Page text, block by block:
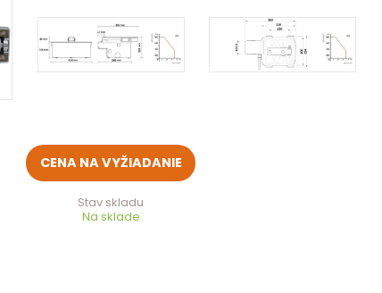
CENA NA VYŽIADANIE
Stav skladu
Na sklade